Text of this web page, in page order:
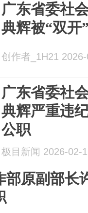
广东省委社
典辉被“双开
创作者_1H21
广东省委社
典辉严重违
公职
极目新闻 2026-02-
部原副部长